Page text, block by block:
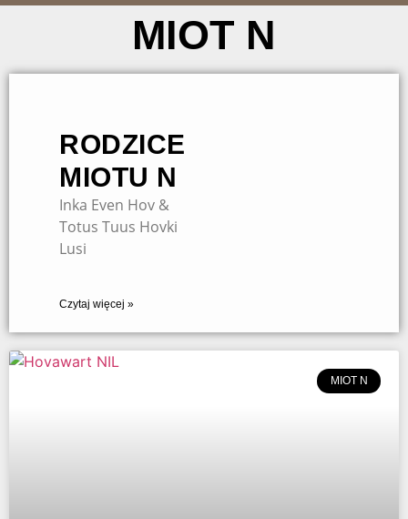
MIOT N
RODZICE
MIOTU N
Inka Even Hov &
Totus Tuus Hovki
Lusi
Czytaj więcej »
MIOT N